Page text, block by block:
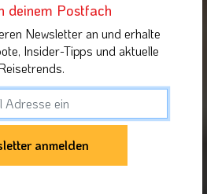
deinem Postfach
Newsletter an und erhalte
Insider-Tipps und aktuelle